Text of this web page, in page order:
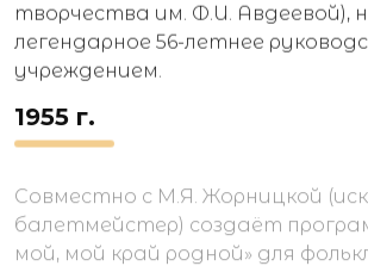
творчества им. Ф.И. Авдеевой),
легендарное 56-летнее
учреждением.
1955 г.
Совместно с М.Я. Жорницкой
балетмейстер) создаёт
мой, мой край родной» для